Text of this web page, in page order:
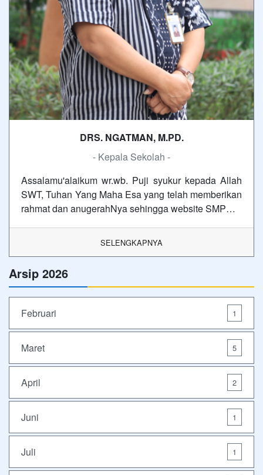
DRS. NGATMAN, M.PD.
- Kepala Sekolah -
Assalamu'alaikum wr.wb. Puji syukur kepada Allah
SWT, Tuhan Yang Maha Esa yang telah memberikan
rahmat dan anugerahNya sehingga website SMP…
SELENGKAPNYA
Arsip 2026
Februari 1
Maret 5
April 2
Juni 1
Juli 1